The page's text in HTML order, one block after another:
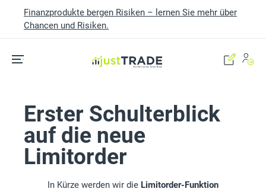
Finanzprodukte bergen Risiken – lernen Sie mehr über
Chancen und Risiken.
Erster Schulterblick
auf die neue
Limitorder
In Kürze werden wir die Limitorder-Funktion